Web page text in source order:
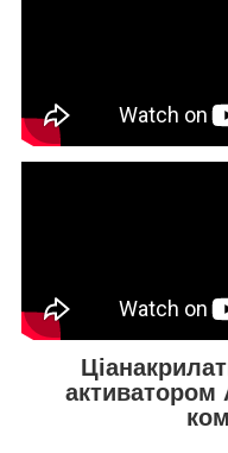
активатором